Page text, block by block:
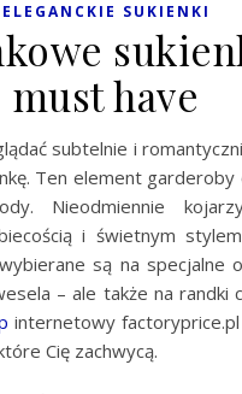
ELEGANCKIE SUKIENKI
must have
Ten element garderoby
Nieodmiennie
i świetnym
są na specjalne
– ale także na randki
internetowy
Cię zachwycą.